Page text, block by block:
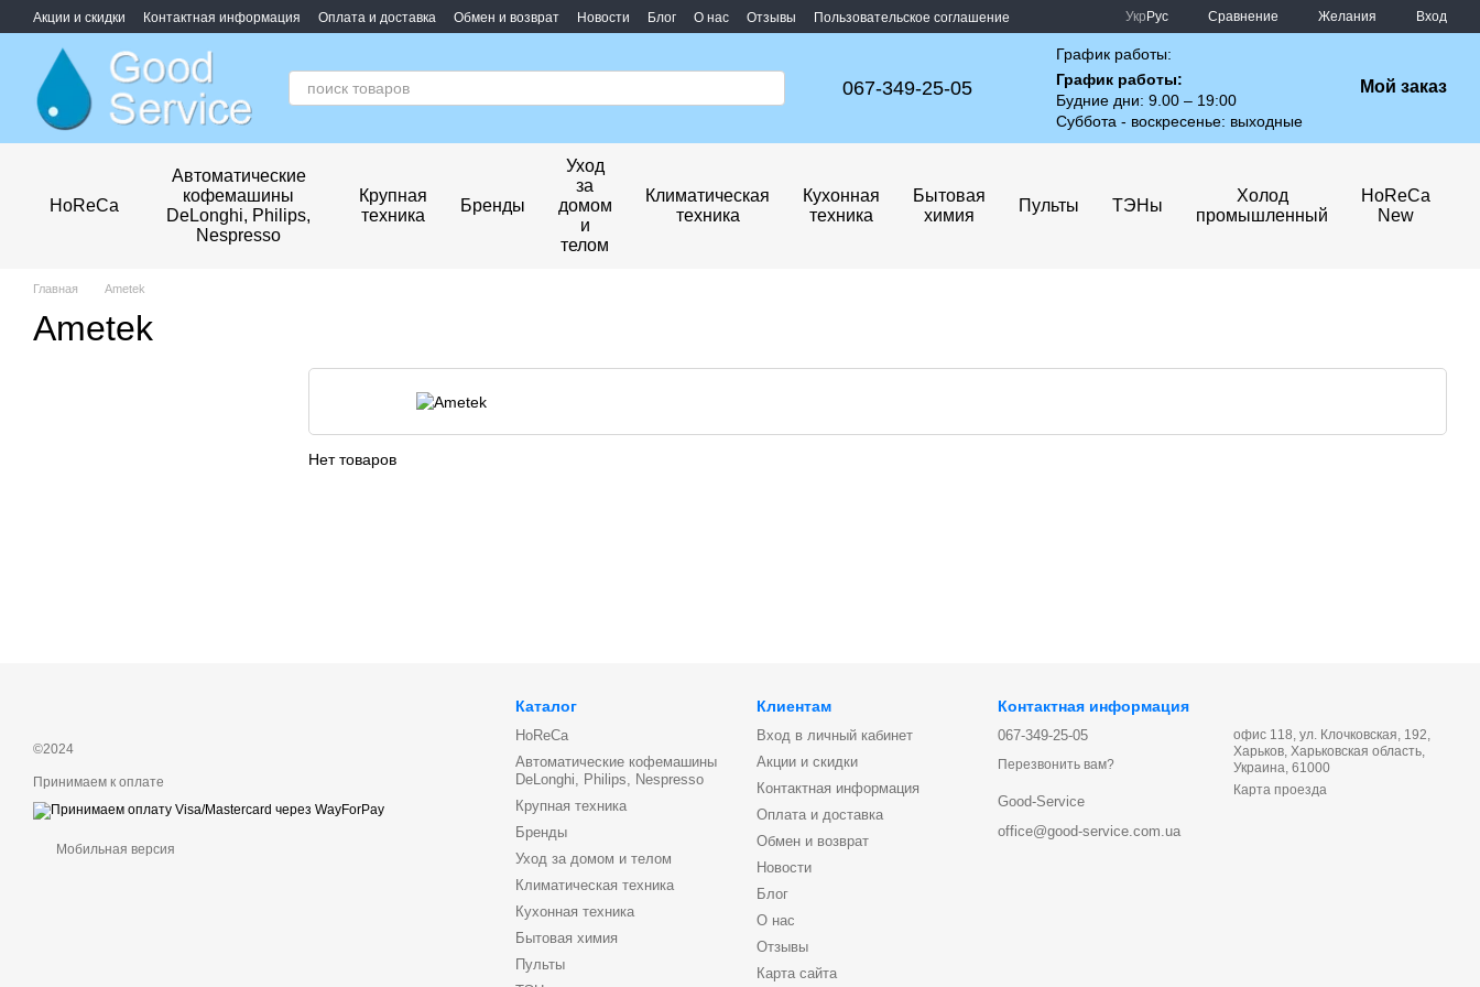
Перейти к основному контенту
Акции и скидки Контактная информация Оплата и доставка Обмен и возврат Новости Блог О нас Отзывы
Пользовательское соглашение
Укр Рус Сравнение Желания Вход
067-349-25-05
График работы:
График работы:
Будние дни: 9.00 – 19:00
Суббота - воскресенье: выходные
Мой заказ
HoReCa
Автоматические
кофемашины
DeLonghi, Philips,
Nespresso
Крупная
техника
Бренды
Уход
за
домом
и
телом
Климатическая
техника
Кухонная
техника
Бытовая
химия
Пульты ТЭНы
Холод
промышленный
HoReCa
New
Главная Ametek
Ametek
Нет товаров
©2024
Принимаем к оплате
Мобильная версия
Каталог
HoReCa
Автоматические кофемашины
DeLonghi, Philips, Nespresso
Крупная техника
Бренды
Уход за домом и телом
Климатическая техника
Кухонная техника
Бытовая химия
Пульты
Клиентам
Вход в личный кабинет
Акции и скидки
Контактная информация
Оплата и доставка
Обмен и возврат
Новости
Блог
О нас
Отзывы
Карта сайта
Контактная информация
067-349-25-05
Перезвонить вам?
Good-Service
office@good-service.com.ua
офис 118, ул. Клочковская, 192,
Харьков, Харьковская область,
Украина, 61000
Карта проезда